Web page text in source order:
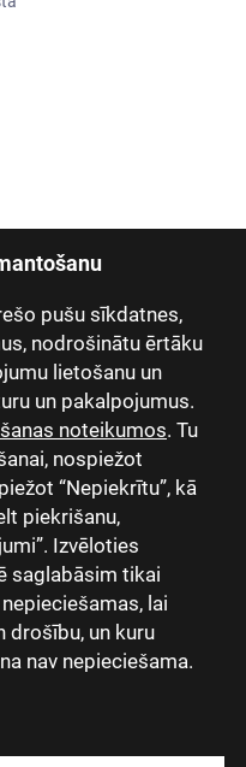
pušu sīkdatnes,
nodrošinātu ērtāku
lietošanu un
un pakalpojumus.
noteikumos. Tu
nospiežot
“Nepiekrītu”, kā
piekrišanu,
Izvēloties
saglabāsim tikai
lai
drošību, un kuru
nav nepieciešama.